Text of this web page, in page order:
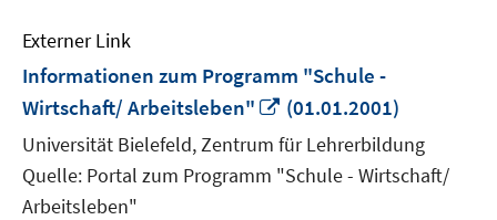
Externer Link
Informationen zum Programm "Schule -
Wirtschaft/ Arbeitsleben"
In
neuem
Fenster
öffnen
(01.01.2001)
Universität Bielefeld, Zentrum für Lehrerbildung
Quelle: Portal zum Programm "Schule - Wirtschaft/
Arbeitsleben"